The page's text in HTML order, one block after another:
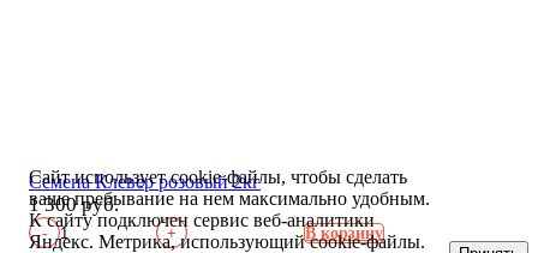
Семена Клевер розовый 2кг
1 300 руб.
- + В корзину
Сайт использует cookie-файлы, чтобы сделать
ваше пребывание на нем максимально удобным.
К cайту подключен сервис веб-аналитики
Яндекс. Метрика, использующий cookie-файлы.